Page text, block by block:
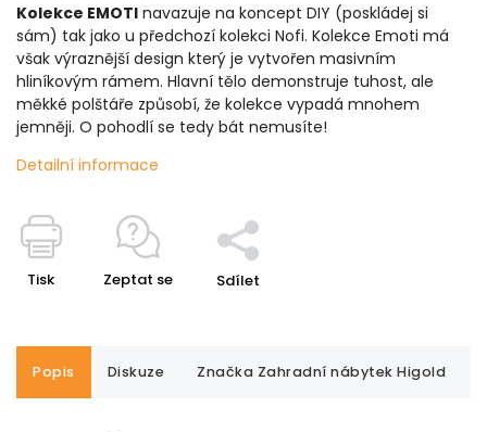
Kolekce EMOTI navazuje na koncept DIY (poskládej si
sám) tak jako u předchozí kolekci Nofi. Kolekce Emoti má
však výraznější design který je vytvořen masivním
hliníkovým rámem. Hlavní tělo demonstruje tuhost, ale
měkké polštáře způsobí, že kolekce vypadá mnohem
jemněji. O pohodlí se tedy bát nemusíte!
Detailní informace
Tisk Zeptat se Sdílet
Popis Diskuze Značka Zahradní nábytek Higold